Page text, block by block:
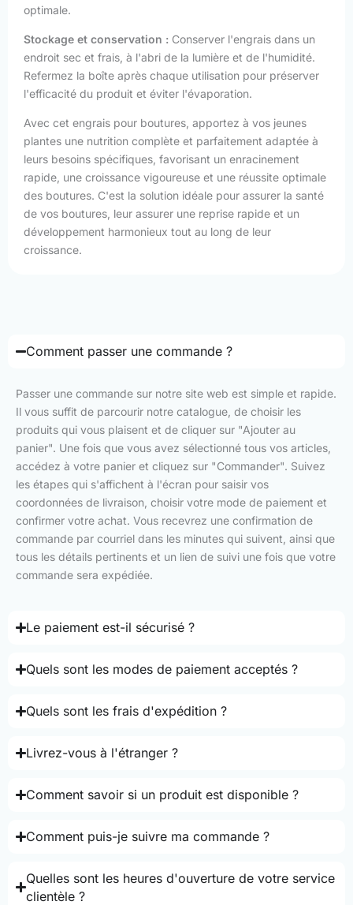
optimale.
Stockage et conservation : Conserver l'engrais dans un
endroit sec et frais, à l'abri de la lumière et de l'humidité.
Refermez la boîte après chaque utilisation pour préserver
l'efficacité du produit et éviter l'évaporation.
Avec cet engrais pour boutures, apportez à vos jeunes
plantes une nutrition complète et parfaitement adaptée à
leurs besoins spécifiques, favorisant un enracinement
rapide, une croissance vigoureuse et une réussite optimale
des boutures. C'est la solution idéale pour assurer la santé
de vos boutures, leur assurer une reprise rapide et un
développement harmonieux tout au long de leur
croissance.
Comment passer une commande ?
Passer une commande sur notre site web est simple et rapide.
Il vous suffit de parcourir notre catalogue, de choisir les
produits qui vous plaisent et de cliquer sur "Ajouter au
panier". Une fois que vous avez sélectionné tous vos articles,
accédez à votre panier et cliquez sur "Commander". Suivez
les étapes qui s'affichent à l'écran pour saisir vos
coordonnées de livraison, choisir votre mode de paiement et
confirmer votre achat. Vous recevrez une confirmation de
commande par courriel dans les minutes qui suivent, ainsi que
tous les détails pertinents et un lien de suivi une fois que votre
commande sera expédiée.
Le paiement est-il sécurisé ?
Quels sont les modes de paiement acceptés ?
Quels sont les frais d'expédition ?
Livrez-vous à l'étranger ?
Comment savoir si un produit est disponible ?
Comment puis-je suivre ma commande ?
Quelles sont les heures d'ouverture de votre service
clientèle ?